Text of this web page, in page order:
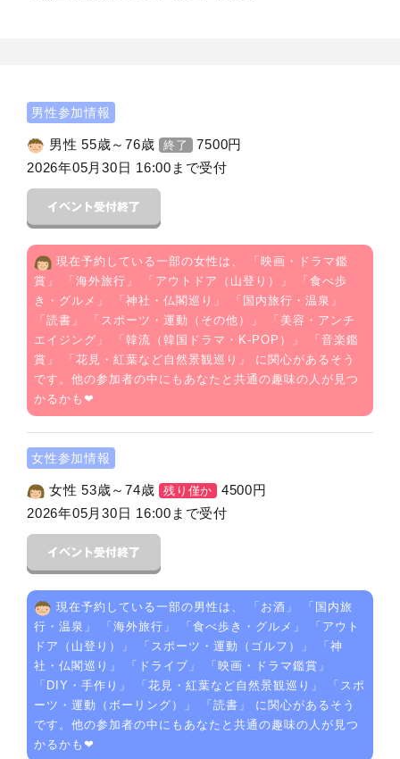
男性参加情報
男性 55歳～76歳 終了 7500円
2026年05月30日 16:00まで受付
現在予約している一部の女性は、 「 映画・ドラマ鑑
賞 」 「 海外旅行 」 「 アウトドア（山登り） 」 「 食べ歩
き・グルメ 」 「 神社・仏閣巡り 」 「 国内旅行・温泉 」
「 読書 」 「 スポーツ・運動（その他） 」 「 美容・アンチ
エイジング 」 「 韓流（韓国ドラマ・K-POP） 」 「 音楽鑑
賞 」 「 花見・紅葉など自然景観巡り 」 に関心があるそう
です。他の参加者の中にもあなたと共通の趣味の人が見つ
かるかも❤
女性参加情報
女性 53歳～74歳 残り僅か 4500円
2026年05月30日 16:00まで受付
現在予約している一部の男性は、 「 お酒 」 「 国内旅
行・温泉 」 「 海外旅行 」 「 食べ歩き・グルメ 」 「 アウト
ドア（山登り）
」 「 スポーツ・運動（ゴルフ） 」 「 神
社・仏閣巡り 」 「 ドライブ 」 「 映画・ドラマ鑑賞 」
「 DIY・手作り 」 「 花見・紅葉など自然景観巡り 」 「 スポ
ーツ・運動（ボーリング）
」 「 読書 」 に関心があるそう
です。他の参加者の中にもあなたと共通の趣味の人が見つ
かるかも❤